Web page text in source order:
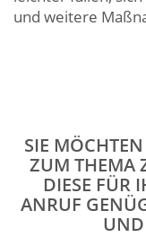
und weitere
SIE
ZUM THEMA
DIESE FÜR
ANRUF